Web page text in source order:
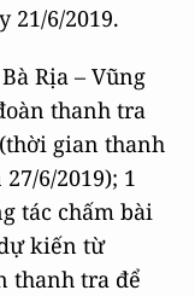
6/2019.
Rịa – Vũng
thanh tra
gian thanh
6/2019); 1
tác chấm bài
kiến từ
thanh tra để